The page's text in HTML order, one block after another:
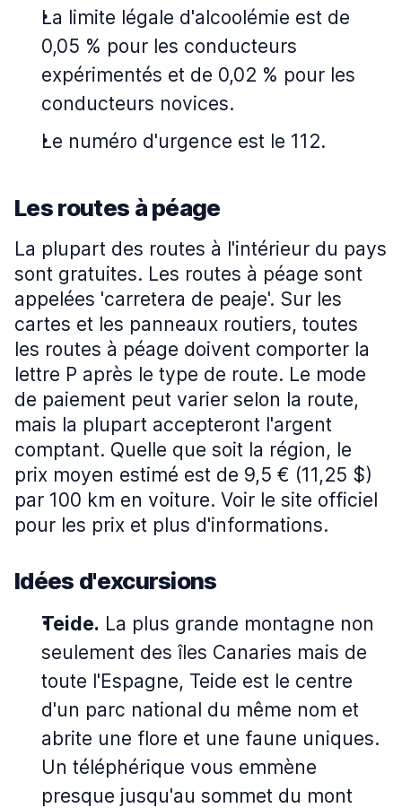
La limite légale d'alcoolémie est de
0,05 % pour les conducteurs
expérimentés et de 0,02 % pour les
conducteurs novices.
Le numéro d'urgence est le 112.
Les routes à péage
La plupart des routes à l'intérieur du pays
sont gratuites. Les routes à péage sont
appelées 'carretera de peaje'. Sur les
cartes et les panneaux routiers, toutes
les routes à péage doivent comporter la
lettre P après le type de route. Le mode
de paiement peut varier selon la route,
mais la plupart accepteront l'argent
comptant. Quelle que soit la région, le
prix moyen estimé est de 9,5 € (11,25 $)
par 100 km en voiture. Voir le site officiel
pour les prix et plus d'informations.
Idées d'excursions
Teide. La plus grande montagne non
seulement des îles Canaries mais de
toute l'Espagne, Teide est le centre
d'un parc national du même nom et
abrite une flore et une faune uniques.
Un téléphérique vous emmène
presque jusqu'au sommet du mont